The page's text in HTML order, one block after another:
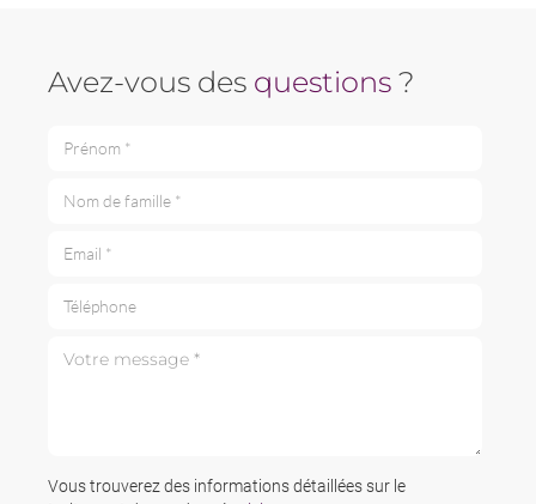
Avez-vous des questions ?
Vous trouverez des informations détaillées sur le